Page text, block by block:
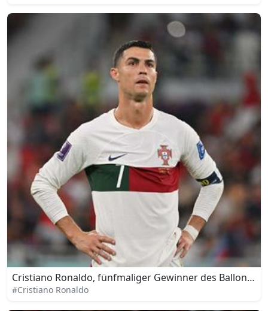
Cristiano Ronaldo, fünfmaliger Gewinner des Ballon
#Cristiano Ronaldo